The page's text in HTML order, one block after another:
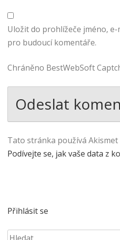
Uložit do prohlížeče jméno,
pro budoucí komentáře.
Chráněno BestWebSoft
Tato stránka používá Akismet
Podívejte se, jak vaše data z
Přihlásit se
Hledat